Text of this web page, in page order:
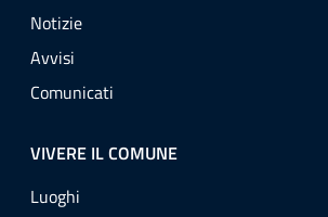
Notizie
Avvisi
Comunicati
VIVERE IL COMUNE
Luoghi